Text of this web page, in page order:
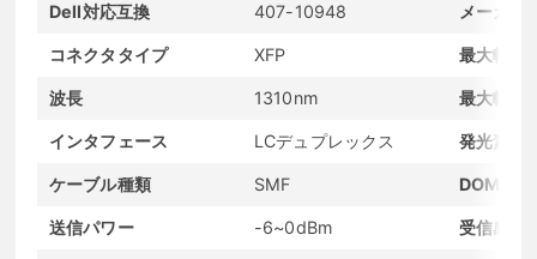
Dell対応互換 407-10948 メーカー
コネクタタイプ XFP 最大転送
波長 1310nm 最大転送
インタフェース LCデュプレックス 発光素子
ケーブル種類 SMF DOMサ
送信パワー -6~0dBm 受信感度